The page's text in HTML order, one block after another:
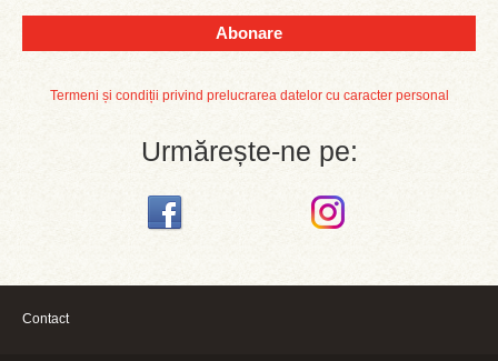
Abonare
Termeni și condiții privind prelucrarea datelor cu caracter personal
Urmărește-ne pe:
Contact